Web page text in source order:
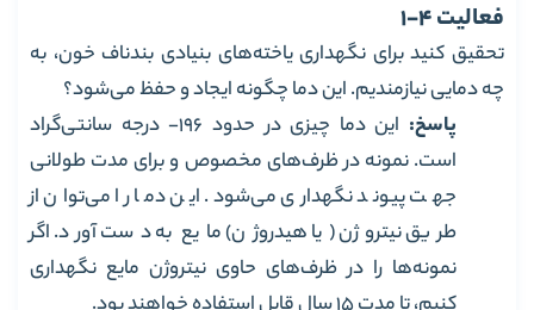
فعالیت 4-1
تحقیق کنید برای نگهداری یاخته‌های بنیادی بندناف خون، به
چه دمایی نیازمندیم. این دما چگونه ایجاد و حفظ می‌شود؟
پاسخ:
این دما چیزی در حدود 196- درجه سانتی‌گراد
است. نمونه در ظرف‌های مخصوص و برای مدت طولانی
جهت پیوند نگهداری می‌شود. این دما را می‌توان از
طریق نیتروژن (یا هیدروژن) مایع به دست آورد. اگر
نمونه‌ها را در ظرف‌های حاوی نیتروژن مایع نگهداری